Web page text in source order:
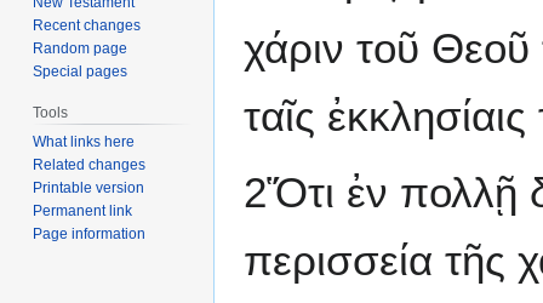
χάριν τοῦ
ταῖς
2Ὅτι ἐν πολλῇ
περισσεία τῆς
Recent changes
Random page
Special pages
Tools
What links here
Related changes
Printable version
Permanent link
Page information